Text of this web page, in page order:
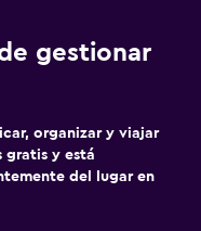
gestionar
organizar y viajar
gratis y está
del lugar en